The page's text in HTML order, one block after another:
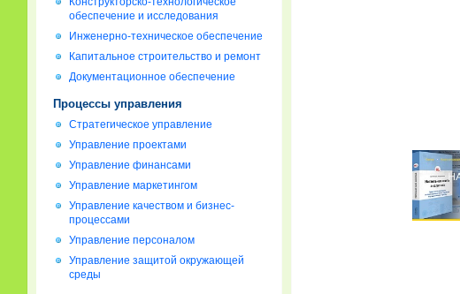
обеспечение и исследования
Инженерно-техническое обеспечение
Капитальное строительство и ремонт
Документационное обеспечение
Процессы управления
Стратегическое управление
Управление проектами
Управление финансами
Управление маркетингом
Управление качеством и бизнес-
процессами
Управление персоналом
Управление защитой окружающей
среды